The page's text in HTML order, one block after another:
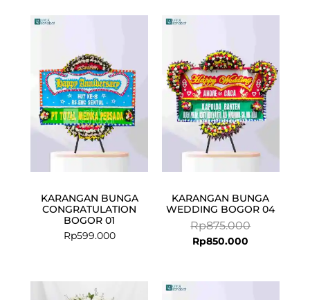
KARANGAN BUNGA
CONGRATULATION
BOGOR 01
Rp599.000
KARANGAN BUNGA
WEDDING BOGOR 04
Rp875.000
Rp875.000.
Rp850.000
Rp850.000.